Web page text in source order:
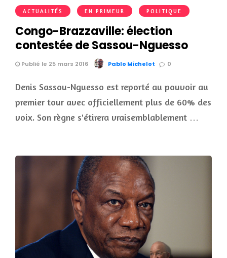
ACTUALITÉS EN PRIMEUR POLITIQUE
Congo-Brazzaville: élection
contestée de Sassou-Nguesso
Publié le 25 mars 2016 Pablo Michelot 0
Denis Sassou-Nguesso est reporté au pouvoir au
premier tour avec officiellement plus de 60% des
voix. Son règne s'étirera vraisemblablement …